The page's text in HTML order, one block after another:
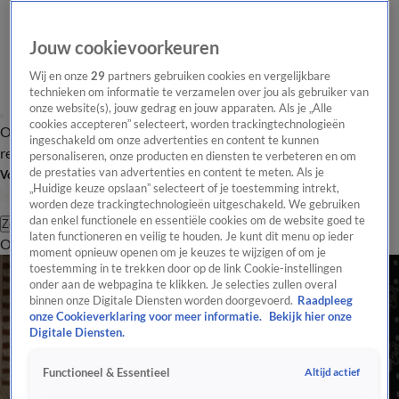
Overzicht Laatste nieuws Regionieuws Het beste van Hart
Tip de
redactie
Volg Hart van Nederland
Zoeken
OverzichtRegioUitzendingenWeerTip de redactiePanelVideo's
Jouw cookievoorkeuren
Wij en onze29 partners gebruiken cookies en vergelijkbare
technieken om informatie te verzamelen over jou als gebruiker van
onze website(s), jouw gedrag en jouw apparaten. Als je „Alle
cookies accepteren” selecteert, worden trackingtechnologieën
ingeschakeld om onze advertenties en content te kunnen
personaliseren, onze producten en diensten te verbeteren en om
de prestaties van advertenties en content te meten. Als je
„Huidige keuze opslaan” selecteert of je toestemming intrekt,
worden deze trackingtechnologieën uitgeschakeld. We gebruiken
dan enkel functionele en essentiële cookies om de website goed te
laten functioneren en veilig te houden. Je kunt dit menu op ieder
moment opnieuw openen om je keuzes te wijzigen of om je
toestemming in te trekken door op de link Cookie-instellingen
onder aan de webpagina te klikken. Je selecties zullen overal
binnen onze Digitale Diensten worden doorgevoerd. Raadpleeg
onze Cookieverklaring voor meer informatie.
Bekijk hier onze
Digitale Diensten.
Functioneel & Essentieel Altijd actief